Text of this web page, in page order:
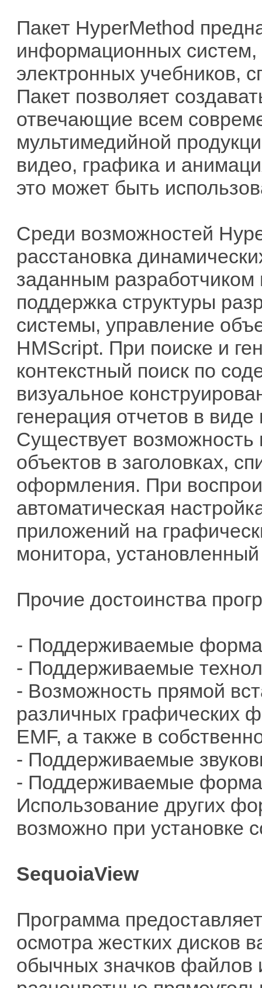
Пакет HyperMethod
информационных систем,
электронных учебников,
Пакет позволяет
отвечающие всем
мультимедийной
видео, графика и
это может быть
Среди возможностей
расстановка
заданным
поддержка структуры
системы, управление
HMScript. При поиске и
контекстный поиск по
визуальное
генерация отчетов в
Существует возможность
объектов в заголовках,
оформления. При
автоматическая
приложений на
монитора,
Прочие достоинства
- Поддерживаемые
- Поддерживаемые
- Возможность прямой
различных графических
EMF, а также в
- Поддерживаемые
- Поддерживаемые
Использование других
возможно при установке
SequoiaView
Программа
осмотра жестких дисков
обычных значков файлов